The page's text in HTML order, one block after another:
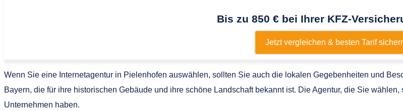
Bis zu 850 € bei Ihrer KFZ-
Jetzt vergleichen & besten Tarif
Wenn Sie eine Internetagentur in Pielenhofen auswählen, sollten Sie auch die lokalen Gegebenheiten und
Bayern, die für ihre historischen Gebäude und ihre schöne Landschaft bekannt ist. Die Agentur, die Sie
Unternehmen haben.